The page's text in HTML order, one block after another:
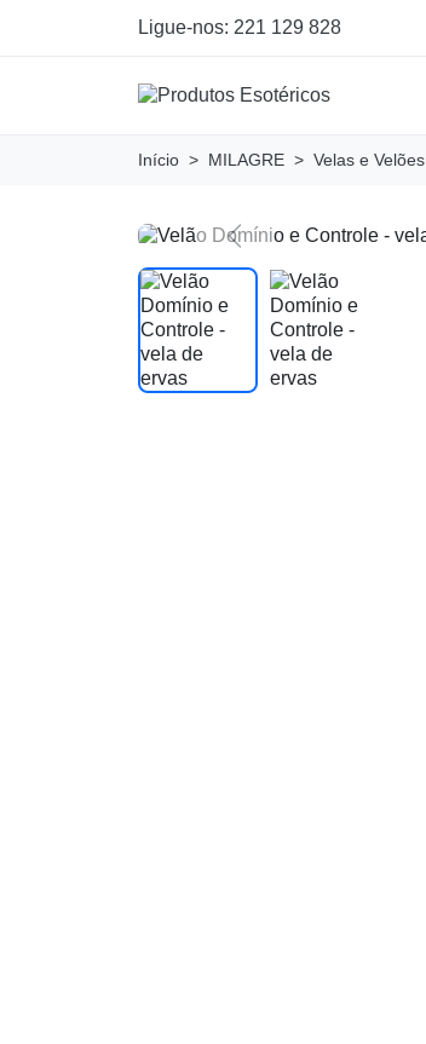
Ligue-nos: 221 129 828
Início MILAGRE Velas e Velões
Previous